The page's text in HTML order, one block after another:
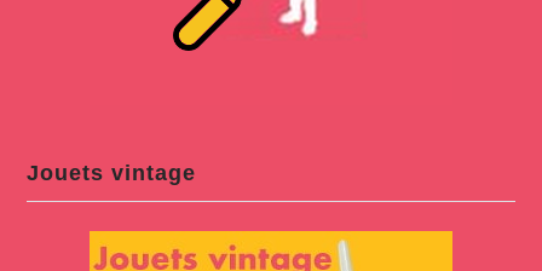
Jouets vintage